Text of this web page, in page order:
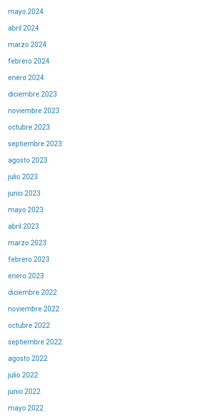
mayo 2024
abril 2024
marzo 2024
febrero 2024
enero 2024
diciembre 2023
noviembre 2023
octubre 2023
septiembre 2023
agosto 2023
julio 2023
junio 2023
mayo 2023
abril 2023
marzo 2023
febrero 2023
enero 2023
diciembre 2022
noviembre 2022
octubre 2022
septiembre 2022
agosto 2022
julio 2022
junio 2022
mayo 2022